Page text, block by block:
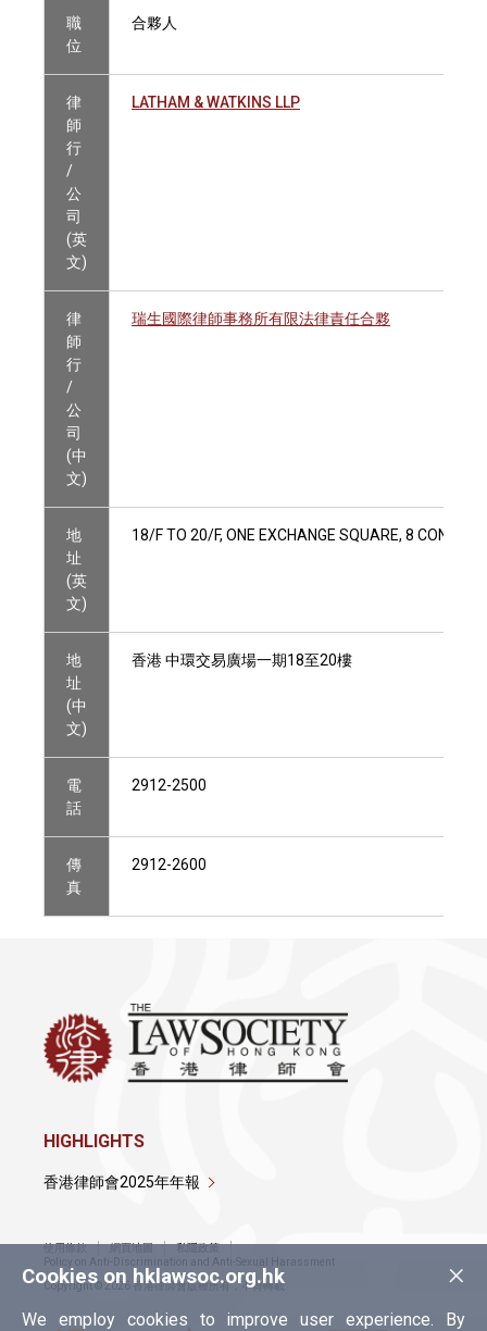
職
位
合夥人
律
師
行
/
公
司
(英
文)
LATHAM & WATKINS LLP
律
師
行
/
公
司
(中
文)
瑞生國際律師事務所有限法律責任合夥
地
址
(英
文)
18/F TO 20/F, ONE EXCHANGE SQUARE, 8
地
址
(中
文)
香港 中環交易廣場一期18至20樓
電
話
2912-2500
傳
真
2912-2600
×
Cookies on hklawsoc.org.hk
We employ cookies to improve user experience. By
HIGHLIGHTS
香港律師會2025年年報
使用條款 網頁地圖
私隱政策
Policy on Anti-Discrimination and Anti-Sexual Harassment
Copyright © 2026 香港律師會版權所有，不得轉載